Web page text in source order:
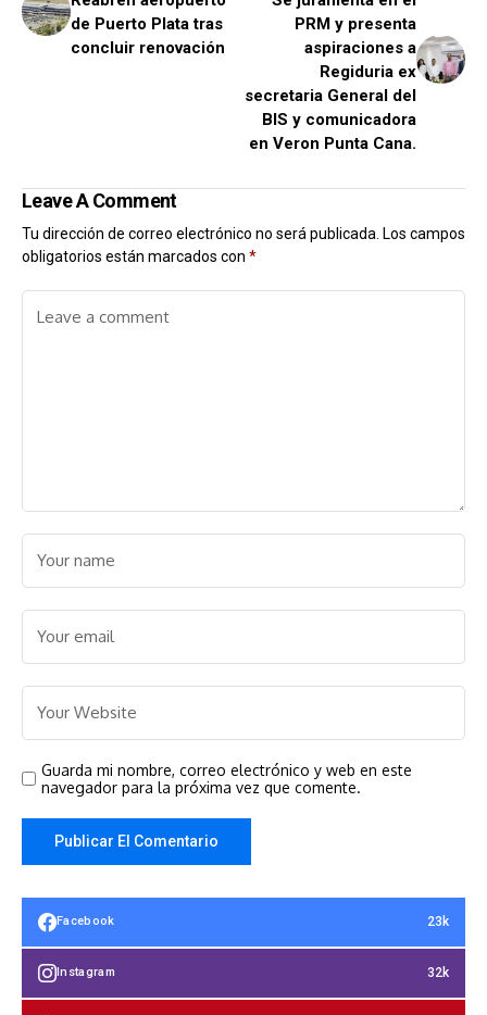
de Puerto Plata tras
concluir renovación
PRM y presenta
aspiraciones a
Regiduria ex
secretaria General del
BIS y comunicadora
en Veron Punta Cana.
Leave A Comment
Tu dirección de correo electrónico no será publicada. Los campos
obligatorios están marcados con *
Guarda mi nombre, correo electrónico y web en este
navegador para la próxima vez que comente.
Facebook 23k
Instagram 32k